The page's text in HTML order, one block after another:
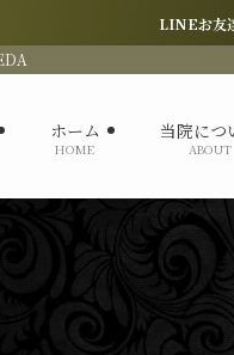
LINEお友
ホーム
HOME
当院につ
ABOUT